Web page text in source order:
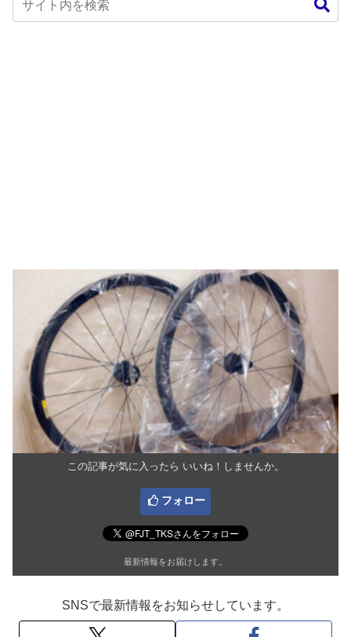
この記事が気に入ったら いいね！しませんか。
フォロー
最新情報をお届けします。
SNSで最新情報をお知らせしています。